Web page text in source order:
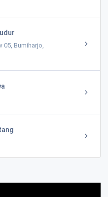
05, Bumiharjo,